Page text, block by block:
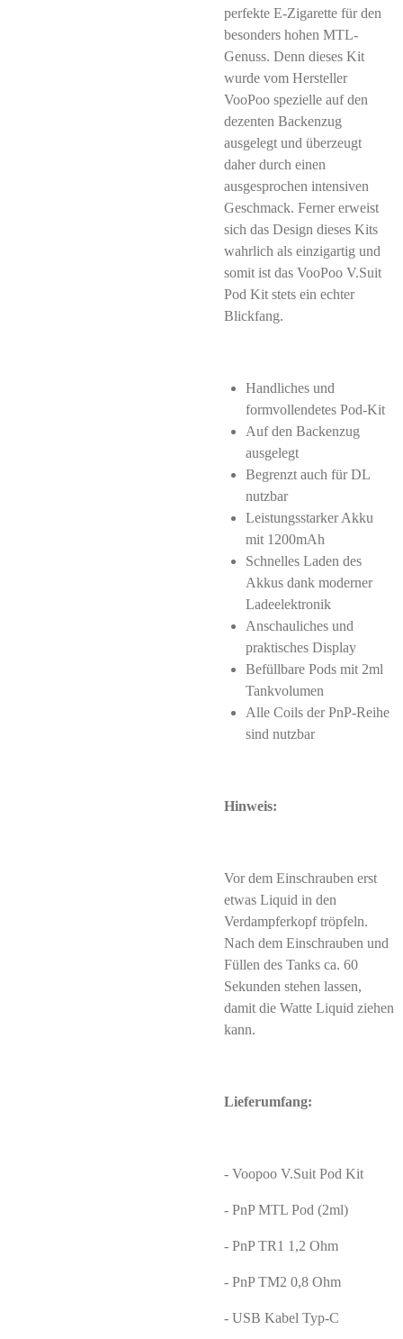
perfekte E-Zigarette für den
besonders hohen MTL-
Genuss. Denn dieses Kit
wurde vom Hersteller
VooPoo spezielle auf den
dezenten Backenzug
ausgelegt und überzeugt
daher durch einen
ausgesprochen intensiven
Geschmack. Ferner erweist
sich das Design dieses Kits
wahrlich als einzigartig und
somit ist das VooPoo V.Suit
Pod Kit stets ein echter
Blickfang.
Handliches und
formvollendetes Pod-Kit
Auf den Backenzug
ausgelegt
Begrenzt auch für DL
nutzbar
Leistungsstarker Akku
mit 1200mAh
Schnelles Laden des
Akkus dank moderner
Ladeelektronik
Anschauliches und
praktisches Display
Befüllbare Pods mit 2ml
Tankvolumen
Alle Coils der PnP-Reihe
sind nutzbar
Hinweis:
Vor dem Einschrauben erst
etwas Liquid in den
Verdampferkopf tröpfeln.
Nach dem Einschrauben und
Füllen des Tanks ca. 60
Sekunden stehen lassen,
damit die Watte Liquid ziehen
kann.
Lieferumfang:
- Voopoo V.Suit Pod Kit
- PnP MTL Pod (2ml)
- PnP TR1 1,2 Ohm
- PnP TM2 0,8 Ohm
- USB Kabel Typ-C